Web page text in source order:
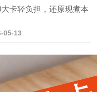
卡轻负担，还原现煮本
05-13